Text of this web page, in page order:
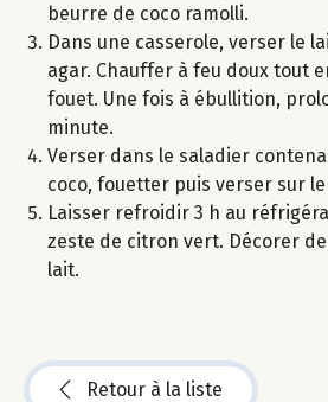
beurre de coco ramolli.
Dans une casserole, verser le
agar. Chauffer à feu doux tout
fouet. Une fois à ébullition,
minute.
Verser dans le saladier
coco, fouetter puis verser sur
Laisser refroidir 3 h au
zeste de citron vert. Décorer
lait.
Retour à la liste